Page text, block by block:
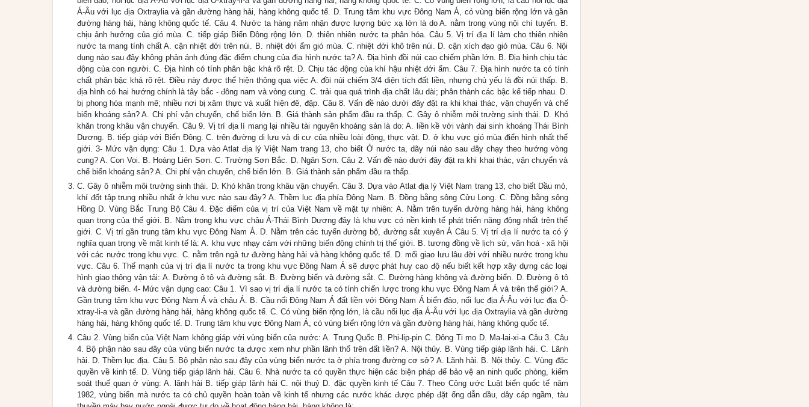
Á-Âu với lục địa Oxtraylia và gần đường hàng hải, hàng không quốc tế. D. Trung tâm khu vực Đông Nam Á, có vùng biển rộng lớn và gần
đường hàng hải, hàng không quốc tế. Câu 4. Nước ta hàng năm nhận được lượng bức xạ lớn là do A. nằm trong vùng nội chí tuyến. B.
chịu ảnh hưởng của gió mùa. C. tiếp giáp Biển Đông rộng lớn. D. thiên nhiên nước ta phân hóa. Câu 5. Vị trí địa lí làm cho thiên nhiên
nước ta mang tính chất A. cận nhiệt đới trên núi. B. nhiệt đới ẩm gió mùa. C. nhiệt đới khô trên núi. D. cận xích đạo gió mùa. Câu 6. Nội
dung nào sau đây không phản ánh đúng đặc điểm chung của địa hình nước ta? A. Địa hình đồi núi cao chiếm phần lớn. B. Địa hình chịu tác
động của con người. C. Địa hình có tính phân bậc khá rõ rệt. D. Chịu tác động của khí hậu nhiệt đới ẩm. Câu 7. Địa hình nước ta có tính
chất phân bậc khá rõ rệt. Điều này được thể hiện thông qua việc A. đồi núi chiếm 3/4 diện tích đất liền, nhưng chủ yếu là đồi núi thấp. B.
địa hình có hai hướng chính là tây bắc - đông nam và vòng cung. C. trải qua quá trình địa chất lâu dài; phân thành các bậc kế tiếp nhau. D.
bị phong hóa mạnh mẽ; nhiều nơi bị xâm thực và xuất hiện đê, đập. Câu 8. Vấn đề nào dưới đây đặt ra khi khai thác, vận chuyển và chế
biến khoáng sản? A. Chi phí vận chuyển, chế biến lớn. B. Giá thành sản phẩm đầu ra thấp. C. Gây ô nhiễm môi trường sinh thái. D. Khó
khăn trong khâu vận chuyển. Câu 9. Vị trí địa lí mang lại nhiều tài nguyên khoáng sản là do: A. liền kề với vành đai sinh khoáng Thái Bình
Dương. B. tiếp giáp với Biển Đông. C. trên đường di lưu và di cư của nhiều loài động, thực vật. D. ở khu vực gió mùa điển hình nhất thế
giới. 3- Mức vận dụng: Câu 1. Dựa vào Atlat địa lý Việt Nam trang 13, cho biết Ở nước ta, dãy núi nào sau đây chạy theo hướng vòng
cung? A. Con Voi. B. Hoàng Liên Sơn. C. Trường Sơn Bắc. D. Ngân Sơn. Câu 2. Vấn đề nào dưới đây đặt ra khi khai thác, vận chuyển và
chế biến khoáng sản? A. Chi phí vận chuyển, chế biến lớn. B. Giá thành sản phẩm đầu ra thấp.
C. Gây ô nhiễm môi trường sinh thái. D. Khó khăn trong khâu vận chuyển. Câu 3. Dựa vào Atlat địa lý Việt Nam trang 13, cho biết Dầu mỏ,
khí đốt tập trung nhiều nhất ở khu vực nào sau đây? A. Thềm lục địa phía Đông Nam. B. Đồng bằng sông Cửu Long. C. Đồng bằng sông
Hồng D. Vùng Bắc Trung Bộ Câu 4. Đặc điểm của vị trí của Việt Nam về mặt tự nhiên: A. Nằm trên tuyến đường hàng hải, hàng không
quan trọng của thế giới. B. Nằm trong khu vực châu Á-Thái Bình Dương đây là khu vực có nền kinh tế phát triển năng động nhất trên thế
giới. C. Vị trí gần trung tâm khu vực Đông Nam Á. D. Nằm trên các tuyến đường bộ, đường sắt xuyên Á Câu 5. Vị trí địa lí nước ta có ý
nghĩa quan trọng về mặt kinh tế là: A. khu vực nhạy cảm với những biến động chính trị thế giới. B. tương đồng về lịch sử, văn hoá - xã hội
với các nước trong khu vực. C. nằm trên ngả tư đường hàng hải và hàng không quốc tế. D. mối giao lưu lâu đời với nhiều nước trong khu
vực. Câu 6. Thế mạnh của vị trí địa lí nước ta trong khu vực Đông Nam Á sẽ được phát huy cao độ nếu biết kết hợp xây dựng các loại
hình giao thông vận tải: A. Đường ô tô và đường sắt. B. Đường biển và đường sắt. C. Đường hàng không và đường biển. D. Đường ô tô
và đường biển. 4- Mức vận dụng cao: Câu 1. Vì sao vị trí địa lí nước ta có tính chiến lược trong khu vực Đông Nam Á và trên thế giới? A.
Gần trung tâm khu vực Đông Nam Á và châu Á. B. Cầu nối Đông Nam Á đất liền với Đông Nam Á biển đảo, nối lục địa Á-Âu với lục địa Ô-
xtray-li-a và gần đường hàng hải, hàng không quốc tế. C. Có vùng biển rộng lớn, là cầu nối lục địa Á-Âu với lục địa Oxtraylia và gần đường
hàng hải, hàng không quốc tế. D. Trung tâm khu vực Đông Nam Á, có vùng biển rộng lớn và gần đường hàng hải, hàng không quốc tế.
Câu 2. Vùng biển của Việt Nam không giáp với vùng biển của nước: A. Trung Quốc B. Phi-lip-pin C. Đông Ti mo D. Ma-lai-xi-a Câu 3. Câu
4. Bộ phận nào sau đây của vùng biển nước ta được xem như phần lãnh thổ trên đất liền? A. Nội thủy. B. Vùng tiếp giáp lãnh hải. C. Lãnh
hải. D. Thềm lục địa. Câu 5. Bộ phận nào sau đây của vùng biển nước ta ở phía trong đường cơ sở? A. Lãnh hải. B. Nội thủy. C. Vùng đặc
quyền về kinh tế. D. Vùng tiếp giáp lãnh hải. Câu 6. Nhà nước ta có quyền thực hiện các biện pháp để bảo vệ an ninh quốc phòng, kiểm
soát thuế quan ở vùng: A. lãnh hải B. tiếp giáp lãnh hải C. nội thuỷ D. đặc quyền kinh tế Câu 7. Theo Công ước Luật biển quốc tế năm
1982, vùng biển mà nước ta có chủ quyền hoàn toàn về kinh tế nhưng các nước khác được phép đặt ống dẫn dầu, dây cáp ngầm, tàu